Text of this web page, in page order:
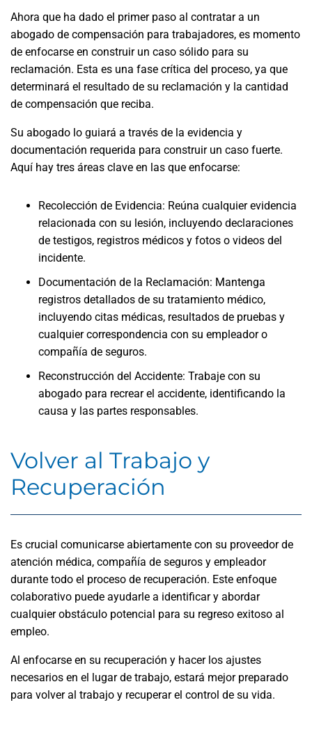
Ahora que ha dado el primer paso al contratar a un
abogado de compensación para trabajadores, es momento
de enfocarse en construir un caso sólido para su
reclamación. Esta es una fase crítica del proceso, ya que
determinará el resultado de su reclamación y la cantidad
de compensación que reciba.
Su abogado lo guiará a través de la evidencia y
documentación requerida para construir un caso fuerte.
Aquí hay tres áreas clave en las que enfocarse:
Recolección de Evidencia: Reúna cualquier evidencia
relacionada con su lesión, incluyendo declaraciones
de testigos, registros médicos y fotos o videos del
incidente.
Documentación de la Reclamación: Mantenga
registros detallados de su tratamiento médico,
incluyendo citas médicas, resultados de pruebas y
cualquier correspondencia con su empleador o
compañía de seguros.
Reconstrucción del Accidente: Trabaje con su
abogado para recrear el accidente, identificando la
causa y las partes responsables.
Volver al Trabajo y
Recuperación
Es crucial comunicarse abiertamente con su proveedor de
atención médica, compañía de seguros y empleador
durante todo el proceso de recuperación. Este enfoque
colaborativo puede ayudarle a identificar y abordar
cualquier obstáculo potencial para su regreso exitoso al
empleo.
Al enfocarse en su recuperación y hacer los ajustes
necesarios en el lugar de trabajo, estará mejor preparado
para volver al trabajo y recuperar el control de su vida.